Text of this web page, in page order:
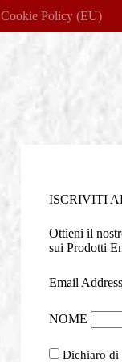
Cookie Policy (EU)
ISCRIVITI
Ottieni il
sui Prodotti
Email
NOME
Dichiaro di